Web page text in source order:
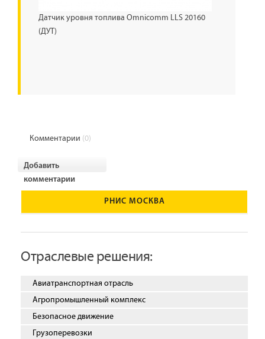
Датчик уровня топлива Omnicomm LLS 20160
(ДУТ)
Комментарии (0)
Добавить
комментарии
РНИС МОСКВА
Отраслевые решения:
Авиатранспортная отрасль
Агропромышленный комплекс
Безопасное движение
Грузоперевозки